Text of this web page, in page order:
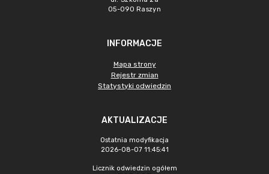
05-090 Raszyn
INFORMACJE
Mapa strony
Rejestr zmian
Statystyki odwiedzin
AKTUALIZACJE
Ostatnia modyfikacja
2026-08-07 11:45:41
Licznik odwiedzin ogółem